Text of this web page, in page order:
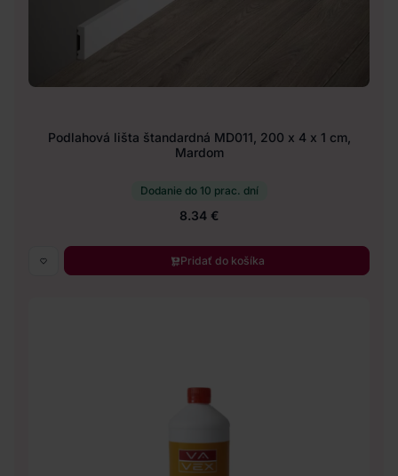
Podlahová lišta štandardná MD011, 200 x 4 x 1 cm,
Mardom
Dodanie do 10 prac. dní
8.34 €
Pridať do košíka